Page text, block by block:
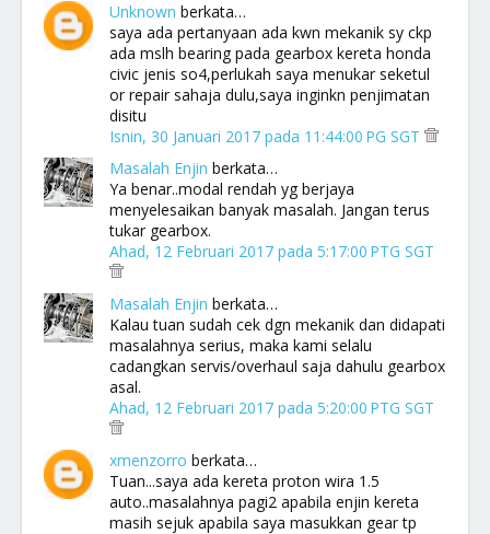
Unknown berkata…
saya ada pertanyaan ada kwn mekanik sy ckp
ada mslh bearing pada gearbox kereta honda
civic jenis so4,perlukah saya menukar seketul
or repair sahaja dulu,saya inginkn penjimatan
disitu
Isnin, 30 Januari 2017 pada 11:44:00 PG SGT
Masalah Enjin berkata…
Ya benar..modal rendah yg berjaya
menyelesaikan banyak masalah. Jangan terus
tukar gearbox.
Ahad, 12 Februari 2017 pada 5:17:00 PTG SGT
Masalah Enjin berkata…
Kalau tuan sudah cek dgn mekanik dan didapati
masalahnya serius, maka kami selalu
cadangkan servis/overhaul saja dahulu gearbox
asal.
Ahad, 12 Februari 2017 pada 5:20:00 PTG SGT
xmenzorro berkata…
Tuan...saya ada kereta proton wira 1.5
auto..masalahnya pagi2 apabila enjin kereta
masih sejuk apabila saya masukkan gear tp